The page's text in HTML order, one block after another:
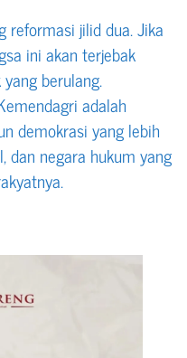
jilid dua. Jika
ini akan terjebak
berulang.
adalah
demokrasi yang lebih
dan negara hukum yang